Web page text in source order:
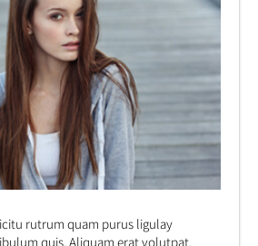
rutrum quam purus ligulay
quis. Aliquam erat volutpat.